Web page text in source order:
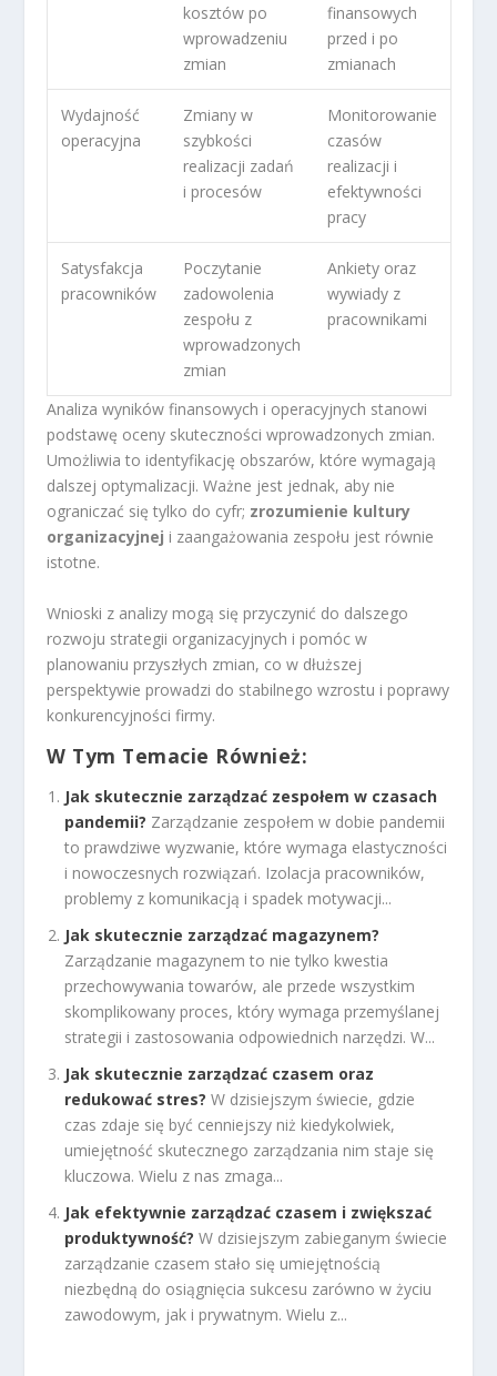
kosztów po
wprowadzeniu
zmian
finansowych
przed i po
zmianach
Wydajność
operacyjna
Zmiany w
szybkości
realizacji zadań
i procesów
Monitorowanie
czasów
realizacji i
efektywności
pracy
Satysfakcja
pracowników
Poczytanie
zadowolenia
zespołu z
wprowadzonych
zmian
Ankiety oraz
wywiady z
pracownikami
Analiza wyników finansowych i operacyjnych stanowi
podstawę oceny skuteczności wprowadzonych zmian.
Umożliwia to identyfikację obszarów, które wymagają
dalszej optymalizacji. Ważne jest jednak, aby nie
ograniczać się tylko do cyfr; zrozumienie kultury
organizacyjnej i zaangażowania zespołu jest równie
istotne.
Wnioski z analizy mogą się przyczynić do dalszego
rozwoju strategii organizacyjnych i pomóc w
planowaniu przyszłych zmian, co w dłuższej
perspektywie prowadzi do stabilnego wzrostu i poprawy
konkurencyjności firmy.
W Tym Temacie Również:
Jak skutecznie zarządzać zespołem w czasach
pandemii? Zarządzanie zespołem w dobie pandemii
to prawdziwe wyzwanie, które wymaga elastyczności
i nowoczesnych rozwiązań. Izolacja pracowników,
problemy z komunikacją i spadek motywacji...
Jak skutecznie zarządzać magazynem?
Zarządzanie magazynem to nie tylko kwestia
przechowywania towarów, ale przede wszystkim
skomplikowany proces, który wymaga przemyślanej
strategii i zastosowania odpowiednich narzędzi. W...
Jak skutecznie zarządzać czasem oraz
redukować stres? W dzisiejszym świecie, gdzie
czas zdaje się być cenniejszy niż kiedykolwiek,
umiejętność skutecznego zarządzania nim staje się
kluczowa. Wielu z nas zmaga...
Jak efektywnie zarządzać czasem i zwiększać
produktywność? W dzisiejszym zabieganym świecie
zarządzanie czasem stało się umiejętnością
niezbędną do osiągnięcia sukcesu zarówno w życiu
zawodowym, jak i prywatnym. Wielu z...